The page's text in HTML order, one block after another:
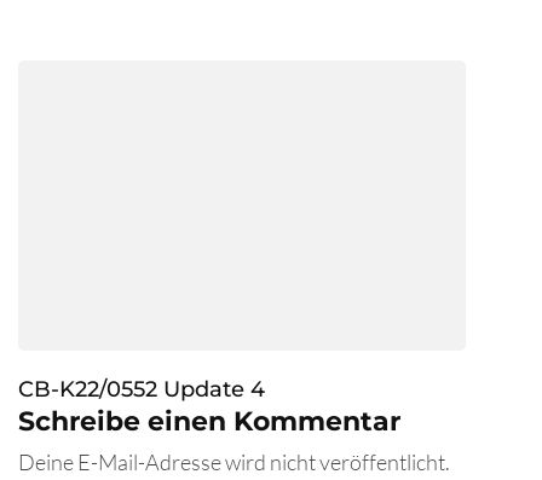
CB-K22/0552 Update 4
Schreibe einen Kommentar
Deine E-Mail-Adresse wird nicht veröffentlicht.